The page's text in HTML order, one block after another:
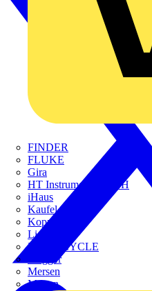
FINDER
FLUKE
Gira
HT Instruments GmbH
iHaus
Kaufel
Kopp
Lichtline
LIGHTCYCLE
Megger
Mersen
Merten